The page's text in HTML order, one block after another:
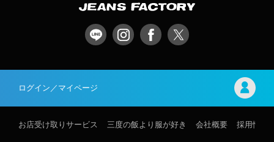
ログイン／マイページ
お店受け取りサービス 三度の飯より服が好き 会社概要 採用情報